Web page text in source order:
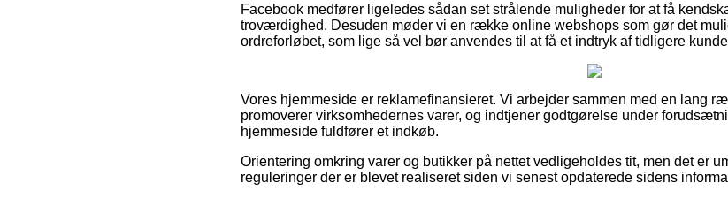
Facebook medfører ligeledes sådan set strålende muligheder for at få
troværdighed. Desuden møder vi en række online webshops som gør det
ordreforløbet, som lige så vel bør anvendes til at få et indtryk af tidligere
Vores hjemmeside er reklamefinansieret. Vi arbejder sammen med en lang
promoverer virksomhedernes varer, og indtjener godtgørelse under
hjemmeside fuldfører et indkøb.
Orientering omkring varer og butikker på nettet vedligeholdes tit, men det er
reguleringer der er blevet realiseret siden vi senest opdaterede sidens